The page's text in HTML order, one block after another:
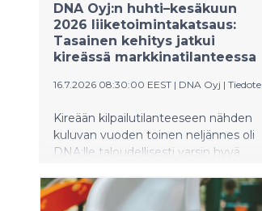
DNA Oyj:n huhti–kesäkuun
2026 liiketoimintakatsaus:
Tasainen kehitys jatkui
kireässä markkinatilanteessa
16.7.2026 08:30:00 EEST | DNA Oyj | Tiedote
Kireään kilpailutilanteeseen nähden
kuluvan vuoden toinen neljännes oli
DNA:lle taloudellisesti varsin hyvä.
samalla tasolla vuodentakaiseen
ajanjaksoon verrattuna. Käyttökate